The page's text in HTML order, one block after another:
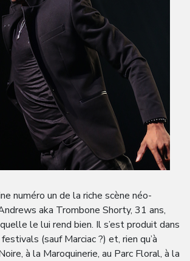
numéro un de la riche scène néo-
aka Trombone Shorty, 31 ans,
le lui rend bien. Il s’est produit dans
(sauf Marciac ?) et, rien qu’à
à la Maroquinerie, au Parc Floral, à la